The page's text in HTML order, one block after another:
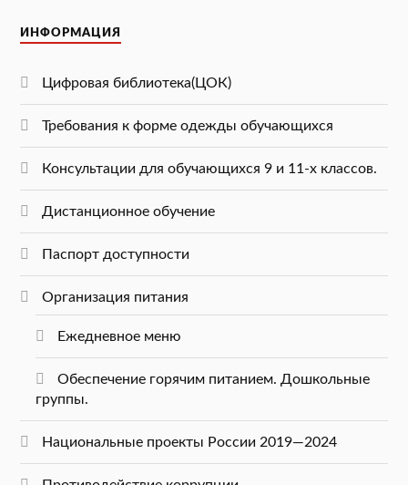
ИНФОРМАЦИЯ
Цифровая библиотека(ЦОК)
Требования к форме одежды обучающихся
Консультации для обучающихся 9 и 11-х классов.
Дистанционное обучение
Паспорт доступности
Организация питания
Ежедневное меню
Обеспечение горячим питанием. Дошкольные
группы.
Национальные проекты России 2019—2024